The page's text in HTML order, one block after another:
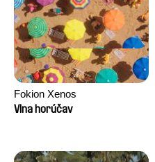
Fokion Xenos
Vlna horúčav